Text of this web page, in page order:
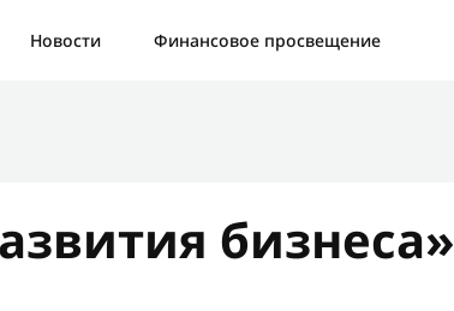
Новости
Финансовое просвещение
бизнеса»
Ошибка: Контактная форма не найдена.
Отправить новый запрос